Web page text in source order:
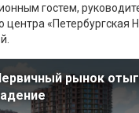
гостем,
центра «Петербургская
рынок